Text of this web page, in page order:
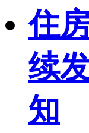
住
续
知